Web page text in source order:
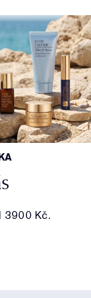
3900 Kč.